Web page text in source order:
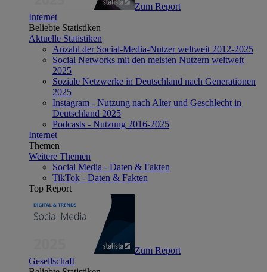
Zum Report
Internet
Beliebte Statistiken
Aktuelle Statistiken
Anzahl der Social-Media-Nutzer weltweit 2012-2025
Social Networks mit den meisten Nutzern weltweit
2025
Soziale Netzwerke in Deutschland nach Generationen
2025
Instagram - Nutzung nach Alter und Geschlecht in
Deutschland 2025
Podcasts - Nutzung 2016-2025
Internet
Themen
Weitere Themen
Social Media - Daten & Fakten
TikTok - Daten & Fakten
Top Report
Zum Report
Gesellschaft